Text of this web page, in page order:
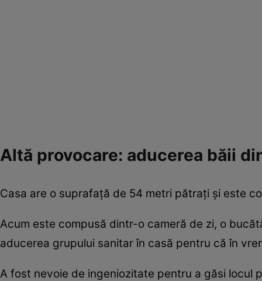
Altă provocare: aducerea băii
Casa are o suprafață de 54 metri pătrați și este
Acum este compusă dintr-o cameră de zi, o
aducerea grupului sanitar în casă pentru că în
A fost nevoie de ingeniozitate pentru a găsi